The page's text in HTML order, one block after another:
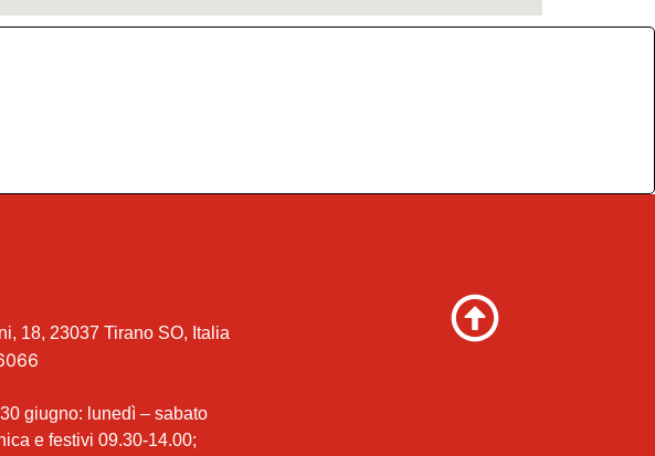
18, 23037 Tirano SO, Italia
giugno: lunedì – sabato
e festivi 09.30-14.00;